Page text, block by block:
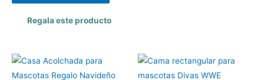
Regala este producto